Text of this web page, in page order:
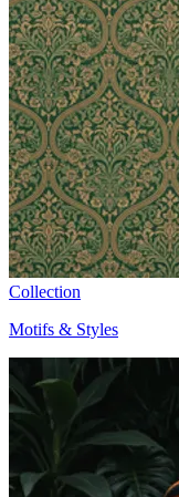
Collection
Motifs & Styles